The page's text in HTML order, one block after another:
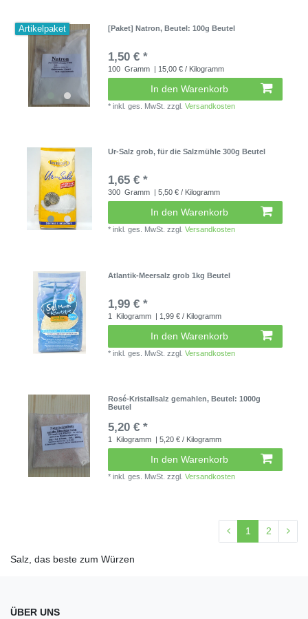
Artikelpaket [Paket] Natron, Beutel: 100g Beutel
1,50 € *
100 Gramm | 15,00 € / Kilogramm
In den Warenkorb
*inkl. ges. MwSt. zzgl.Versandkosten
Ur-Salz grob, für die Salzmühle 300g Beutel
1,65 € *
300 Gramm | 5,50 € / Kilogramm
In den Warenkorb
*inkl. ges. MwSt. zzgl.Versandkosten
Atlantik-Meersalz grob 1kg Beutel
1,99 € *
1 Kilogramm | 1,99 € / Kilogramm
In den Warenkorb
*inkl. ges. MwSt. zzgl.Versandkosten
Rosé-Kristallsalz gemahlen, Beutel: 1000g
Beutel
5,20 € *
1 Kilogramm | 5,20 € / Kilogramm
In den Warenkorb
*inkl. ges. MwSt. zzgl.Versandkosten
1 2
Salz, das beste zum Würzen
ÜBER UNS